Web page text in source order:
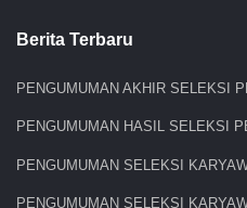
Berita Terbaru
PENGUMUMAN AKHIR SELEKSI
PENGUMUMAN HASIL SELEKSI
PENGUMUMAN SELEKSI
PENGUMUMAN SELEKSI